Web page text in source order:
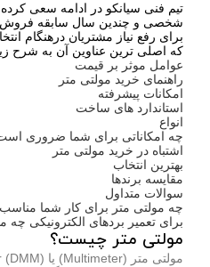
تیم فنی سیانکو در ادامه سعی
شخصی و چندین سال سابقه فروش
برای رفع نیاز مشتریان درهنگام
که اصلی ترین عناوین آن به شرح
عوامل موثر بر قیمت
راهنمای خرید مولتی متر
امکانات پیشرفته
استاندارد های ساخت
انواع
چه امکاناتی برای شما ضروری
اشتباه در خرید مولتی متر
بهترین انتخاب
مقایسه برندها
سوالات متداول
چه مولتی متر برای کار شما
برای تعمیر بردهای الکترونیکی
مولتی متر چیست؟